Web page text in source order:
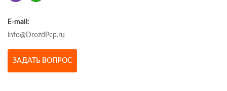
E-mail:
info@DrozdPcp.ru
ЗАДАТЬ ВОПРОС